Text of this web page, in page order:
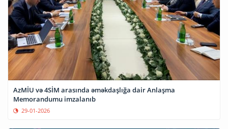
AzMİU və 4SİM arasında əməkdaşlığa dair Anlaşma
Memorandumu imzalanıb
29-01-2026